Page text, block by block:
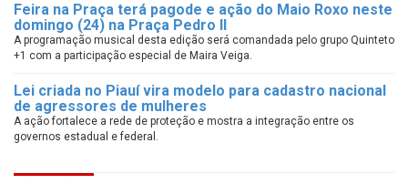
Feira na Praça terá pagode e ação do Maio Roxo neste
domingo (24) na Praça Pedro II
A programação musical desta edição será comandada pelo grupo Quinteto
+1 com a participação especial de Maira Veiga.
Lei criada no Piauí vira modelo para cadastro nacional
de agressores de mulheres
A ação fortalece a rede de proteção e mostra a integração entre os
governos estadual e federal.